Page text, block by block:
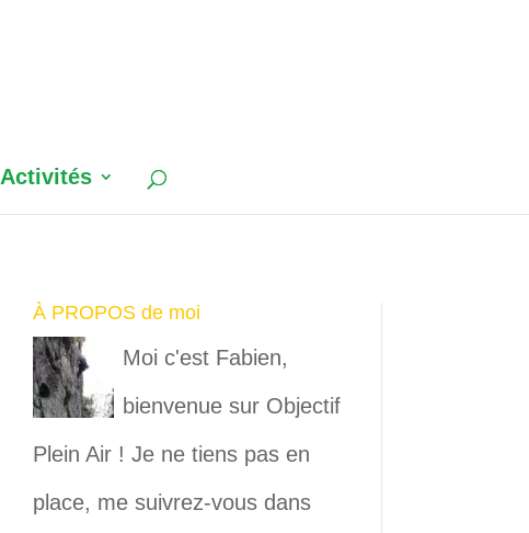
Activités
À PROPOS de moi
Moi c'est Fabien,
bienvenue sur Objectif
Plein Air ! Je ne tiens pas en
place, me suivrez-vous dans